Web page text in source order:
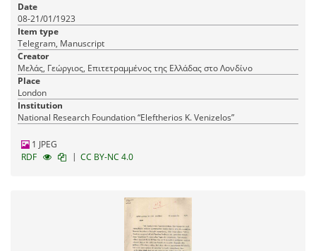
Date
08-21/01/1923
Item type
Telegram, Manuscript
Creator
Μελάς, Γεώργιος, Επιτετραμμένος της Ελλάδας στο Λονδίνο
Place
London
Institution
National Research Foundation “Eleftherios K. Venizelos”
1 JPEG
RDF
| CC BY-NC 4.0